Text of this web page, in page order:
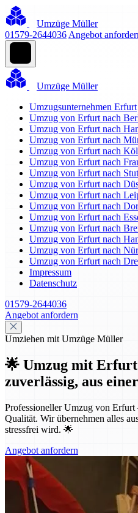
Umzüge Müller
01579-2644036 Angebot
Umzüge Müller
Umzugsunternehmen Erfurt
Umzug von Erfurt nach
Umzug von Erfurt nach
Umzug von Erfurt nach
Umzug von Erfurt nach
Umzug von Erfurt nach
Umzug von Erfurt nach
Umzug von Erfurt nach
Umzug von Erfurt nach
Umzug von Erfurt nach
Umzug von Erfurt nach
Umzug von Erfurt nach
Umzug von Erfurt nach
Umzug von Erfurt nach
Umzug von Erfurt nach
Impressum
Datenschutz
01579-2644036
Angebot anfordern
Umziehen mit Umzüge Müller
🌟 Umzug mit
zuverlässig, aus
Professioneller Umzug von
Qualität. Wir übernehmen alles
stressfrei wird. 🌟
Angebot anfordern